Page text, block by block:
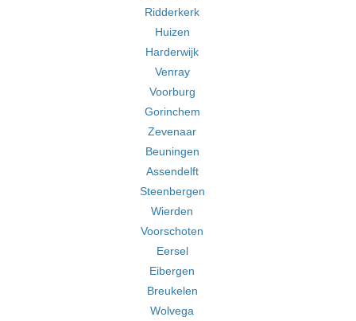
Ridderkerk
Huizen
Harderwijk
Venray
Voorburg
Gorinchem
Zevenaar
Beuningen
Assendelft
Steenbergen
Wierden
Voorschoten
Eersel
Eibergen
Breukelen
Wolvega